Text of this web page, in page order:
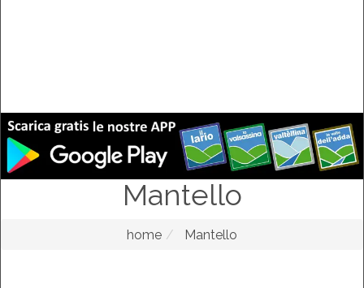
Mantello
home Mantello